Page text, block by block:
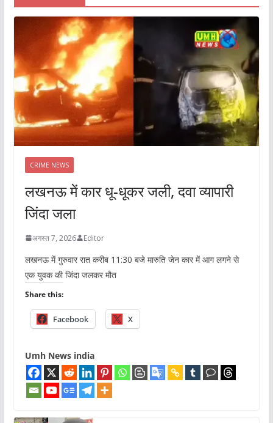
CRIME NEWS
लखनऊ में कार धू-धूकर जली, दवा व्यापारी
जिंदा जला
अगस्त 7, 2026 Editor
लखनऊ में गुरुवार रात करीब 11:30 बजे मारुति जेन कार में आग लगने से
एक युवक की जिंदा जलकर मौत
Share this:
Facebook X
Umh News india